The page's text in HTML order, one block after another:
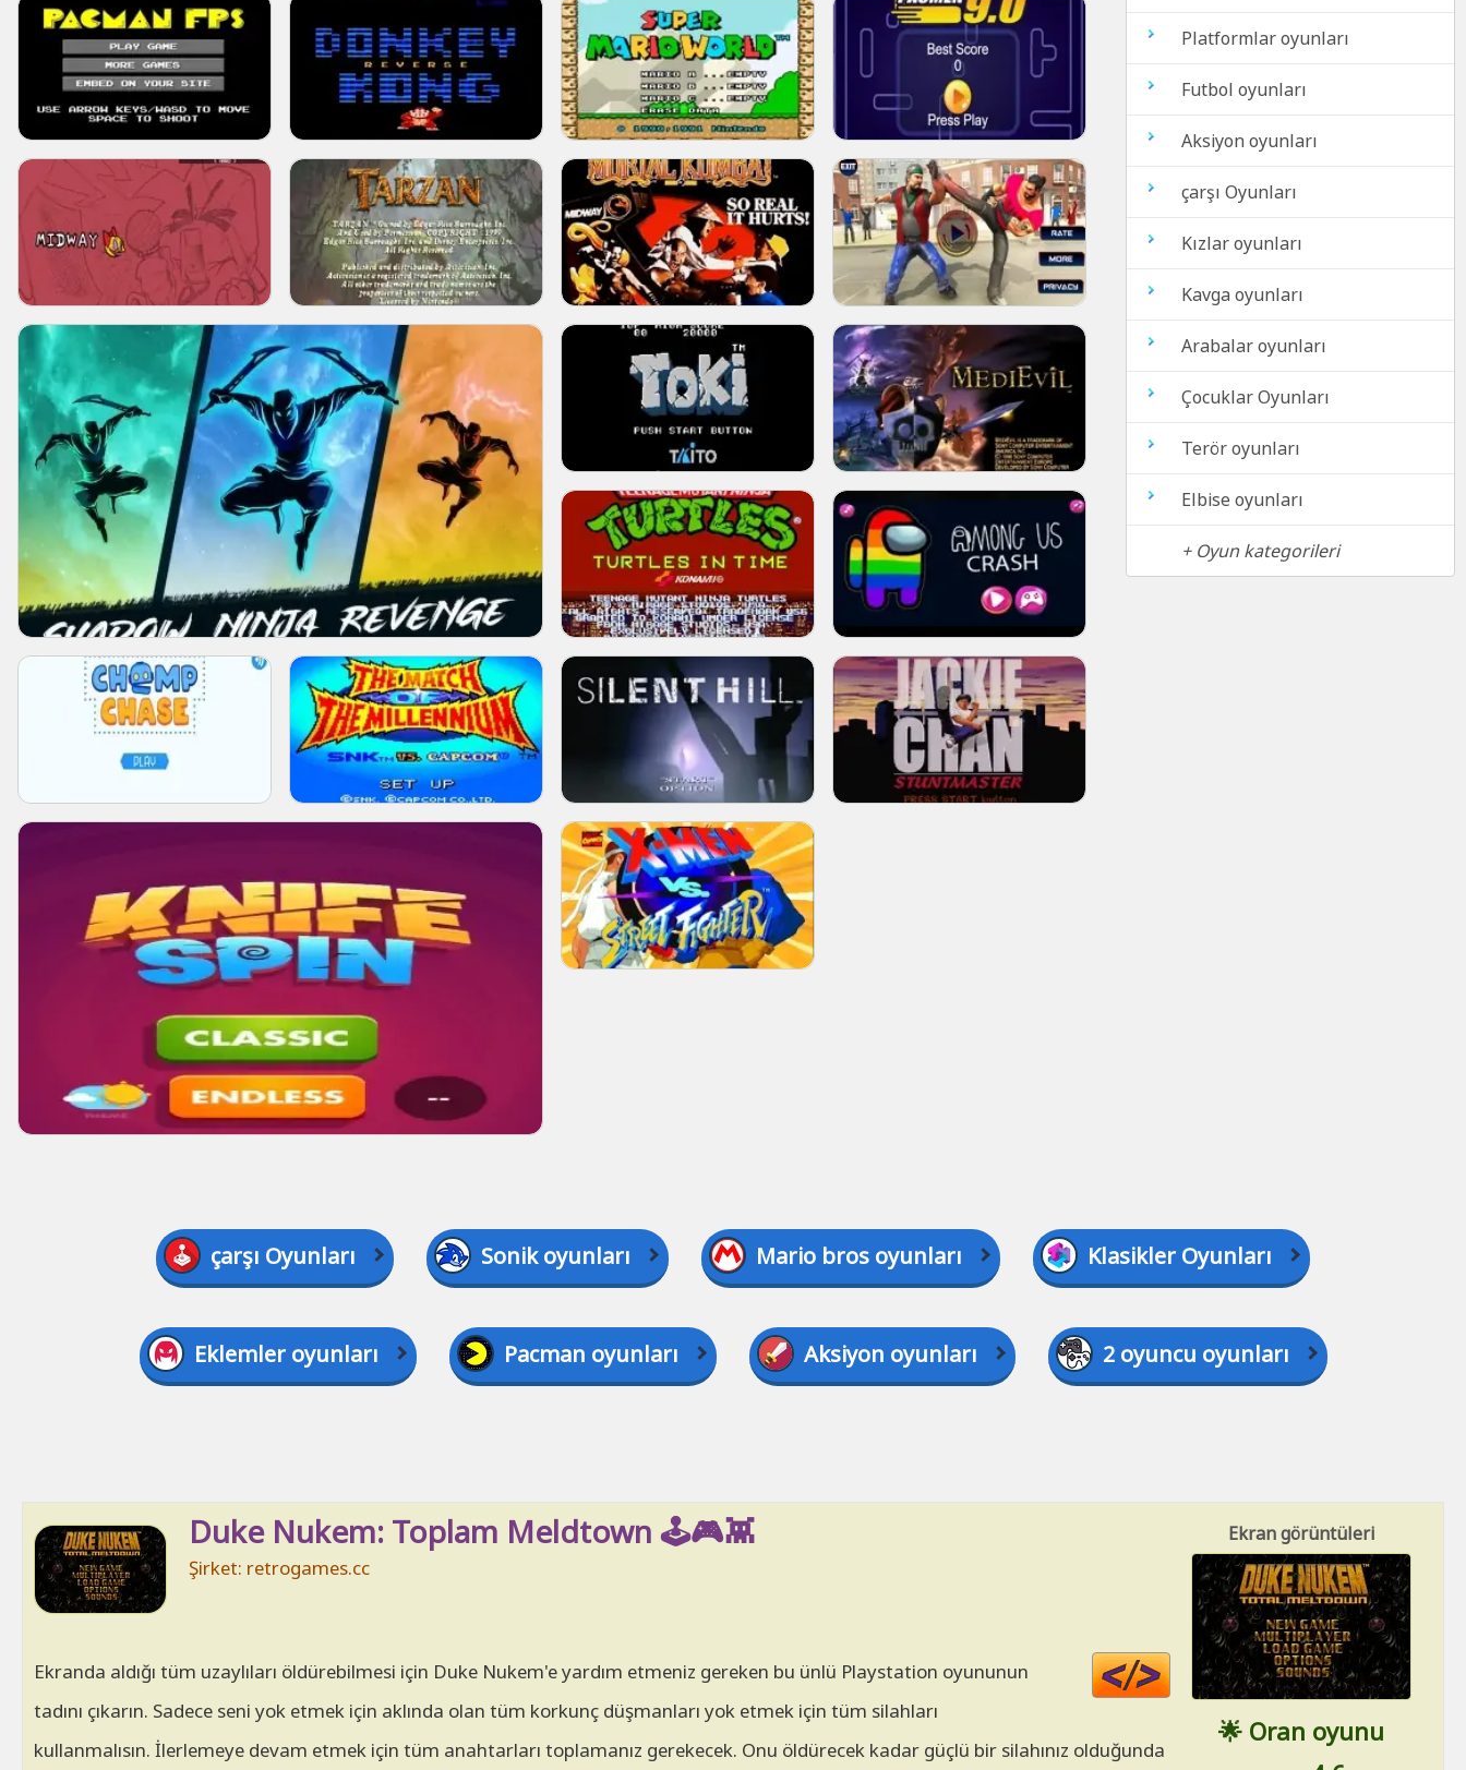
Platformlar oyunları
Futbol oyunları
Aksiyon oyunları
çarşı Oyunları
Kızlar oyunları
Kavga oyunları
Arabalar oyunları
Çocuklar Oyunları
Terör oyunları
Elbise oyunları
+ Oyun kategorileri
çarşı Oyunları Sonik oyunları Mario bros oyunları Klasikler Oyunları
Eklemler oyunları Pacman oyunları Aksiyon oyunları 2 oyuncu oyunları
Ekran görüntüleri
🌟 Oran oyunu
Duke Nukem: Toplam Meldtown 🕹️🎮👾
Şirket: retrogames.cc
Code
HTML
Ekranda aldığı tüm uzaylıları öldürebilmesi için Duke Nukem'e yardım etmeniz gereken bu ünlü Playstation oyununun
tadını çıkarın. Sadece seni yok etmek için aklında olan tüm korkunç düşmanları yok etmek için tüm silahları
kullanmalısın. İlerlemeye devam etmek için tüm anahtarları toplamanız gerekecek. Onu öldürecek kadar güçlü bir silahınız olduğunda